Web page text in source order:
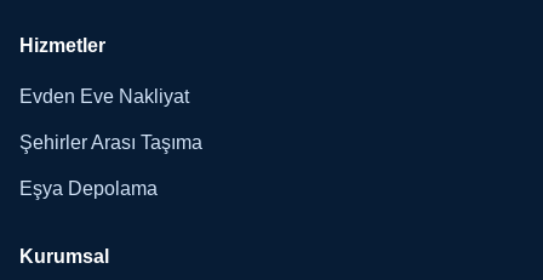
Hizmetler
Evden Eve Nakliyat
Şehirler Arası Taşıma
Eşya Depolama
Kurumsal